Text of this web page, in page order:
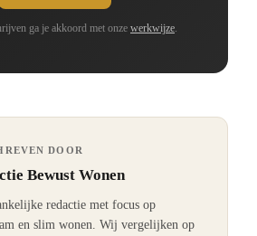
ga je akkoord met onze werkwijze
DOOR
Bewust Wonen
redactie met focus op
en slim wonen. Wij vergelijken op